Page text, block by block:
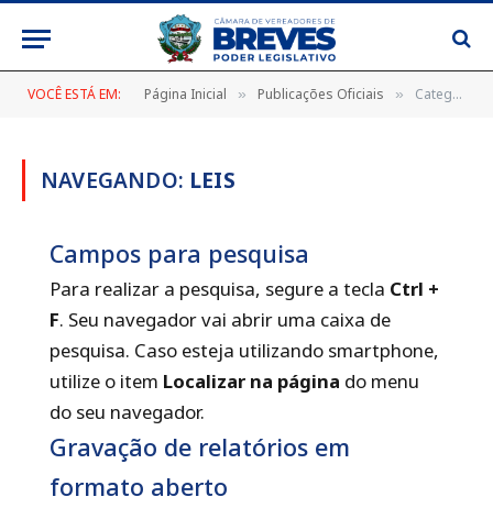
VOCÊ ESTÁ EM: Página Inicial » Publicações Oficiais » Categoria: "Leis"
NAVEGANDO: LEIS
Campos para pesquisa
Para realizar a pesquisa, segure a tecla Ctrl +
F. Seu navegador vai abrir uma caixa de
pesquisa. Caso esteja utilizando smartphone,
utilize o item Localizar na página do menu
do seu navegador.
Gravação de relatórios em
formato aberto